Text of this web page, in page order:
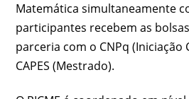
Matemática simultaneamente
participantes recebem as
parceria com o CNPq (Iniciação
CAPES (Mestrado).